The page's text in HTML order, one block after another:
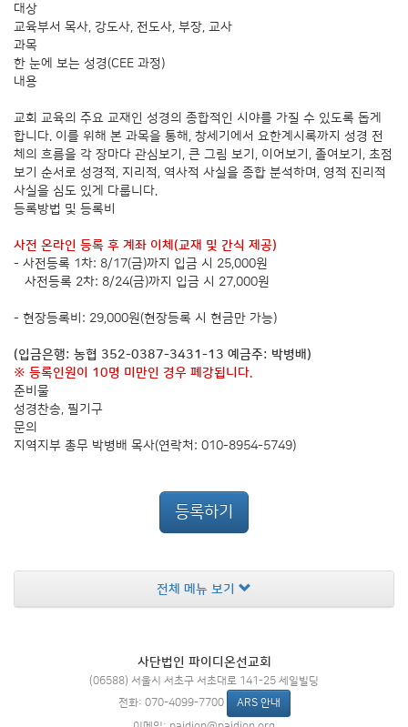
대상
교육부서 목사, 강도사, 전도사, 부장, 교사
과목
한 눈에 보는 성경(CEE 과정)
내용
교회 교육의 주요 교재인 성경의 종합적인 시야를 가질 수 있도록 돕게
합니다. 이를 위해 본 과목을 통해, 창세기에서 요한계시록까지 성경 전
체의 흐름을 각 장마다 관심보기, 큰 그림 보기, 이어보기, 졸여보기, 초점
보기 순서로 성경적, 지리적, 역사적 사실을 종합 분석하며, 영적 진리적
사실을 심도 있게 다룹니다.
등록방법 및 등록비
사전 온라인 등록 후 계좌 이체(교재 및 간식 제공)
- 사전등록 1차: 8/17(금)까지 입금 시 25,000원
사전등록 2차: 8/24(금)까지 입금 시 27,000원
- 현장등록비: 29,000원(현장등록 시 현금만 가능)
(입금은행: 농협 352-0387-3431-13 예금주: 박병배)
※ 등록인원이 10명 미만인 경우 폐강됩니다.
준비물
성경찬송, 필기구
문의
지역지부 총무 박병배 목사(연락처: 010-8954-5749)
등록하기
전체 메뉴 보기
사단법인 파이디온선교회
(06588) 서울시 서초구 서초대로 141-25 세일빌딩
전화: 070-4099-7700
ARS 안내